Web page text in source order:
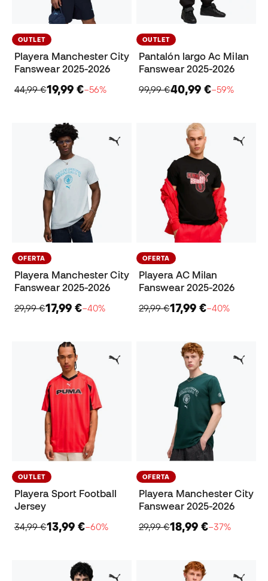
OUTLET
Playera Manchester City
Fanswear 2025-2026
44,99 €19,99 €−56%
OUTLET
Pantalón largo Ac Milan
Fanswear 2025-2026
99,99 €40,99 €−59%
OFERTA
Playera Manchester City
Fanswear 2025-2026
29,99 €17,99 €−40%
OFERTA
Playera AC Milan
Fanswear 2025-2026
29,99 €17,99 €−40%
OUTLET
Playera Sport Football
Jersey
34,99 €13,99 €−60%
OFERTA
Playera Manchester City
Fanswear 2025-2026
29,99 €18,99 €−37%